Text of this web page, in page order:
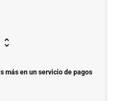
más en un servicio de pagos